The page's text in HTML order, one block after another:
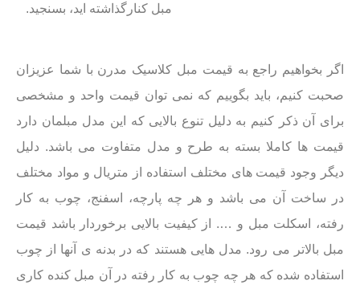
مبل کنارگذاشته اید، بسنجید.
اگر بخواهیم راجع به قیمت مبل کلاسیک مدرن با شما عزیزان
صحبت کنیم، باید بگوییم که نمی توان قیمت واحد و مشخصی
برای آن ذکر کنیم به دلیل تنوع بالایی که این‌ مدل مبلمان دارد
قیمت ها کاملا بسته به طرح و مدل متفاوت می باشد. دلیل
دیگر وجود قیمت های مختلف استفاده از متریال و مواد مختلف
در ساخت آن می باشد و هر چه پارچه، اسفنج، چوب به کار
رفته، اسکلت مبل و …. از کیفیت بالایی برخوردار باشد قیمت
مبل بالاتر می رود. مدل هایی هستند که در بدنه ی آنها از چوب
استفاده شده که هر چه چوب به کار رفته در آن‌ مبل کنده کاری